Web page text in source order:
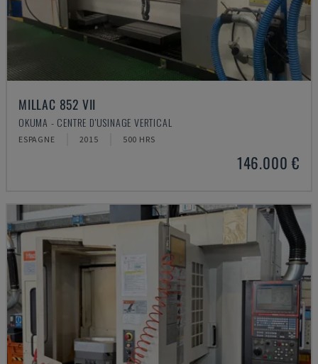
MILLAC 852 VII
OKUMA - CENTRE D'USINAGE VERTICAL
ESPAGNE 2015 500 HRS
146.000 €